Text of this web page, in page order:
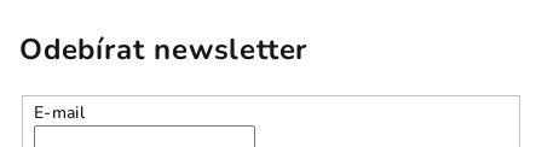
á
d
a
Odebírat newsletter
E-mail